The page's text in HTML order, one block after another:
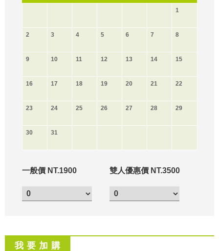
1
2 3 4 5 6 7 8
9 10 11 12 13 14 15
16 17 18 19 20 21 22
23 24 25 26 27 28 29
30 31
一般價 NT.1900 雙人優惠價 NT.3500
我 要 加 購